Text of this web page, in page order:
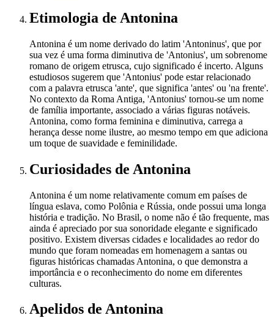
Etimologia de Antonina
Antonina é um nome derivado do latim 'Antoninus', que por
sua vez é uma forma diminutiva de 'Antonius', um sobrenome
romano de origem etrusca, cujo significado é incerto. Alguns
estudiosos sugerem que 'Antonius' pode estar relacionado
com a palavra etrusca 'ante', que significa 'antes' ou 'na frente'.
No contexto da Roma Antiga, 'Antonius' tornou-se um nome
de família importante, associado a várias figuras notáveis.
Antonina, como forma feminina e diminutiva, carrega a
herança desse nome ilustre, ao mesmo tempo em que adiciona
um toque de suavidade e feminilidade.
Curiosidades de Antonina
Antonina é um nome relativamente comum em países de
língua eslava, como Polônia e Rússia, onde possui uma longa
história e tradição. No Brasil, o nome não é tão frequente, mas
ainda é apreciado por sua sonoridade elegante e significado
positivo. Existem diversas cidades e localidades ao redor do
mundo que foram nomeadas em homenagem a santas ou
figuras históricas chamadas Antonina, o que demonstra a
importância e o reconhecimento do nome em diferentes
culturas.
Apelidos de Antonina